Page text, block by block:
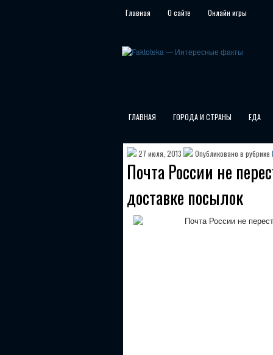
Главная О сайте Онлайн игры
ГЛАВНАЯ ГОРОДА И СТРАНЫ ЕДА
27 июля, 2013 Опубликовано в рубрике
Почта России не
доставке посылок